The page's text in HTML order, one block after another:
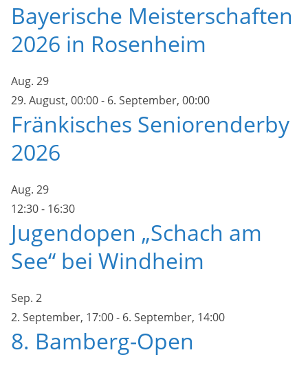
Bayerische Meisterschaften
2026 in Rosenheim
Aug. 29
29. August, 00:00- 6. September, 00:00
Fränkisches Seniorenderby
2026
Aug. 29
12:30- 16:30
Jugendopen „Schach am
See“ bei Windheim
Sep. 2
2. September, 17:00- 6. September, 14:00
8. Bamberg-Open